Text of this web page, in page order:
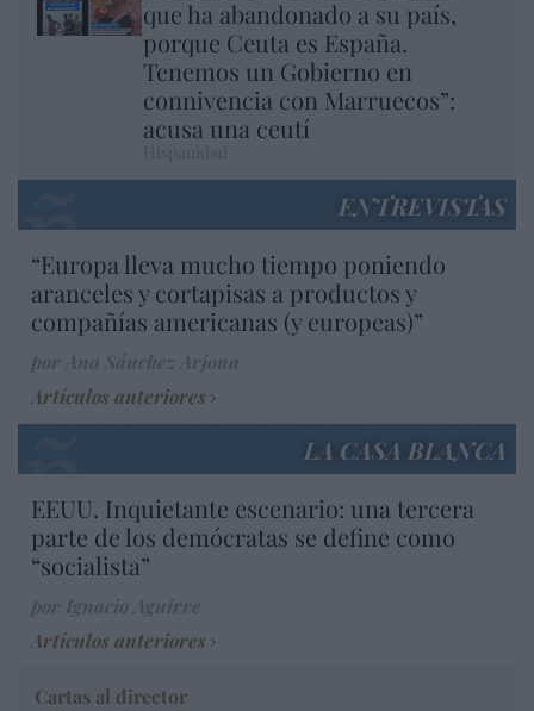
que ha abandonado a su país,
porque Ceuta es España.
Tenemos un Gobierno en
connivencia con Marruecos”:
acusa una ceutí
ENTREVISTAS
“Europa lleva mucho tiempo poniendo
aranceles y cortapisas a productos y
compañías americanas (y europeas)”
Artículos anteriores
LA CASA BLANCA
EEUU. Inquietante escenario: una tercera
parte de los demócratas se define como
“socialista”
Artículos anteriores
Cartas al director